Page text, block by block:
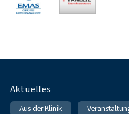
Fußnavigation
Aktuelles
Aus der Klinik